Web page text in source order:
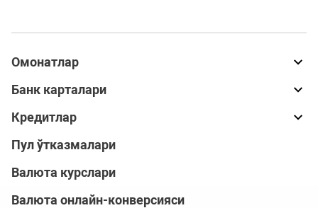
Омонатлар
Банк карталари
Кредитлар
Пул ўтказмалари
Валюта курслари
Валюта онлайн-конверсияси